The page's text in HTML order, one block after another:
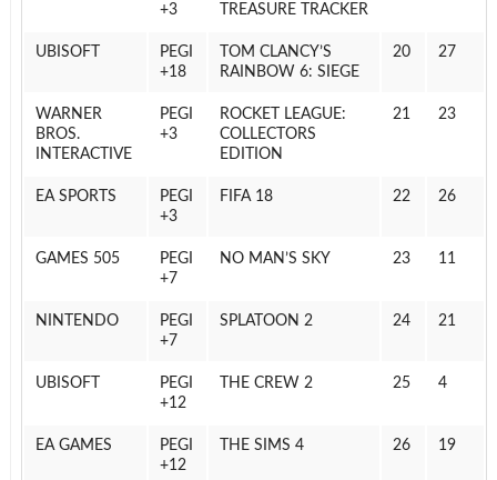
TREASURE TRACKER
3+
27
20
TOM CLANCY’S
RAINBOW 6: SIEGE
PEGI
18+
UBISOFT
23
21
ROCKET LEAGUE:
COLLECTORS
EDITION
PEGI
3+
WARNER
BROS.
INTERACTIVE
26
22
FIFA 18
PEGI
3+
EA SPORTS
11
23
NO MAN’S SKY
PEGI
7+
505 GAMES
21
24
SPLATOON 2
PEGI
7+
NINTENDO
4
25
THE CREW 2
PEGI
12+
UBISOFT
19
26
THE SIMS 4
PEGI
12+
EA GAMES